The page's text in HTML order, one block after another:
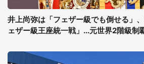
井上尚弥は「フェザー級でも倒せる」
ェザー級王座統一戦」...元世界2階級制